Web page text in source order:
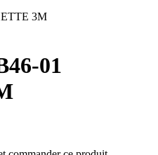
01